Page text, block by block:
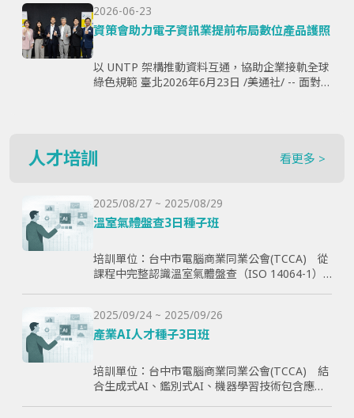
購、製...
2026-06-23
資策會助力電子資訊業提前布局數位產品護照
以 UNTP 架構推動資料互通，協助企業接軌全球
綠色規範 臺北2026年6月23日 /美通社/ -- 面對歐
人才培訓 看更多 >
2025/08/27 ~ 2025/08/29
溫室氣體盤查3日種子班
培訓單位：台中市電腦商業同業公會(TCCA) 從
課程中完整認識溫室氣體盤查（ISO 14064-1）
幫助學員更好了解ESG與碳排放管理的實際應
用，提高企業實現減碳目標。
2025/09/24 ~ 2025/09/26
產業AI人才種子3日班
培訓單位：台中市電腦商業同業公會(TCCA) 結
合生成式AI、鑑別式AI、機器學習技術包含應用